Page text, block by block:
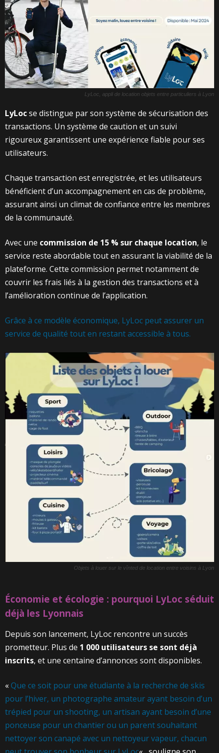
LyLoc, appli de location objets entre particuliers à Lyon
LyLocse distingue par son système de sécurisation des
transactions. Un système de caution et un suivi
rigoureux garantissent une expérience fiable pour ses
utilisateurs.
Chaque transaction est enregistrée, et les utilisateurs
bénéficient d’un accompagnement en cas de problème,
assurant ainsi un climat de confiance entre les membres
de la communauté.
Avec une commission de 15 % sur chaque location, le
service reste abordable tout en assurant la viabilité de la
plateforme. Cette commission permet notamment de
couvrir les frais liés à la gestion des transactions et à
l’amélioration continue de l’application.
Grâce à ce modèle économique, LyLoc peut assurer un
service de qualité tout en restant accessible à tous.
Objets à louer sur le vînted de location entre voisins à Lyon
Économie et écologie : pourquoi LyLoc séduit
déjà les Lyonnais
Depuis son lancement, LyLoc rencontre un succès
prometteur. Plus de 1 000 utilisateurs se sont déjà
inscrits, et une centaine d’annonces sont disponibles.
«Que ce soit pour une étudiante à la recherche de skis
pour l’hiver, un photographe amateur ayant besoin d’un
trépied pour un shooting, un artisan ayant besoin d’une
ponceuse pour un chantier ou un parent souhaitant
nettoyer son canapé avec un nettoyeur vapeur, chacun